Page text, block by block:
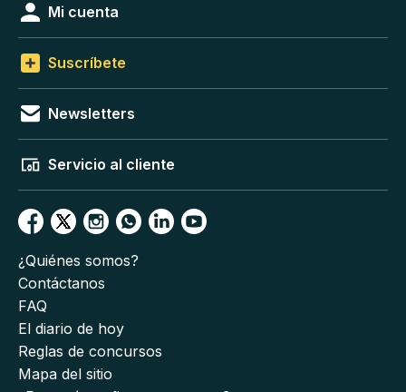
Mi cuenta
Suscríbete
Newsletters
Servicio al cliente
¿Quiénes somos?
Contáctanos
FAQ
El diario de hoy
Reglas de concursos
Mapa del sitio